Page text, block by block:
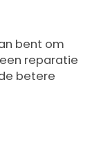
bent om
reparatie
betere